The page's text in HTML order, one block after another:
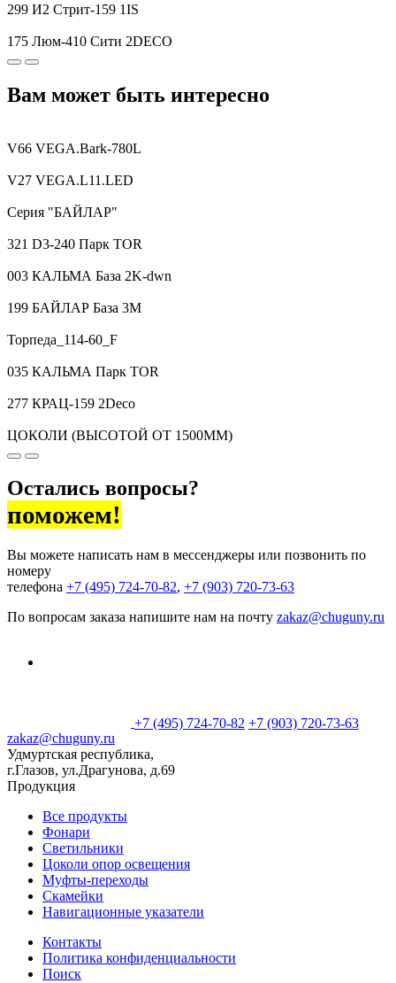
299 И2 Стрит-159 1IS
175 Люм-410 Сити 2DECO
Вам может быть интересно
V66 VEGA.Bark-780L
V27 VEGA.L11.LED
Серия "БАЙЛАР"
321 D3-240 Парк TOR
003 КАЛЬМА База 2K-dwn
199 БАЙЛАР База 3M
Торпеда_114-60_F
035 КАЛЬМА Парк TOR
277 КРАЦ-159 2Deco
ЦОКОЛИ (ВЫСОТОЙ ОТ 1500ММ)
Остались вопросы?
поможем!
Вы можете написать нам в мессенджеры или позвонить по
номеру
телефона +7 (495) 724-70-82, +7 (903) 720-73-63
По вопросам заказа напишите нам на почту zakaz@chuguny.ru
+7 (495) 724-70-82 +7 (903) 720-73-63
zakaz@chuguny.ru
Удмуртская республика,
г.Глазов, ул.Драгунова, д.69
Продукция
Все продукты
Фонари
Светильники
Цоколи опор освещения
Муфты-переходы
Скамейки
Навигационные указатели
Контакты
Политика конфиденциальности
Поиск